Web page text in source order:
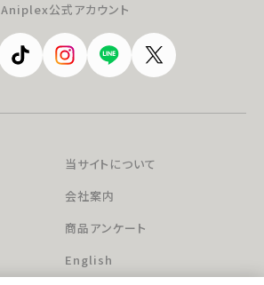
Aniplex公式アカウント
当サイトについて
会社案内
商品アンケート
English